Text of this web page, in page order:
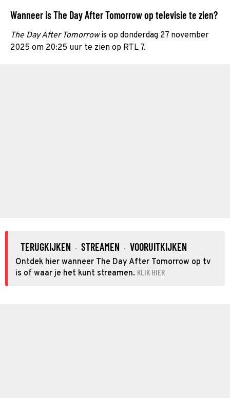
Wanneer is The Day After Tomorrow op televisie te zien?
The Day After Tomorrowis op donderdag 27 november
2025 om 20:25 uur te zien op RTL 7.
TERUGKIJKEN · STREAMEN · VOORUITKIJKEN
Ontdek hier wanneer The Day After Tomorrow op tv
is of waar je het kunt streamen. KLIK HIER